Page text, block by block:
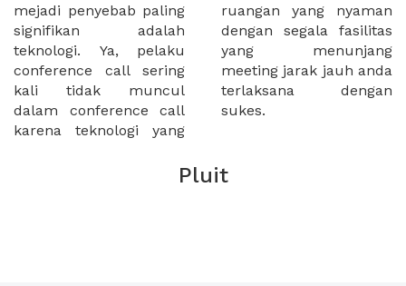
mejadi penyebab paling
signifikan adalah
teknologi. Ya, pelaku
conference call sering
kali tidak muncul
dalam conference call
karena teknologi yang
ruangan yang nyaman
dengan segala fasilitas
yang menunjang
meeting jarak jauh anda
terlaksana dengan
sukes.
Pluit